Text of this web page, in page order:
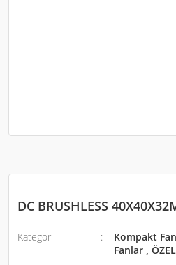
DC BRUSHLESS
Kategori Kompakt
Fanlar ,